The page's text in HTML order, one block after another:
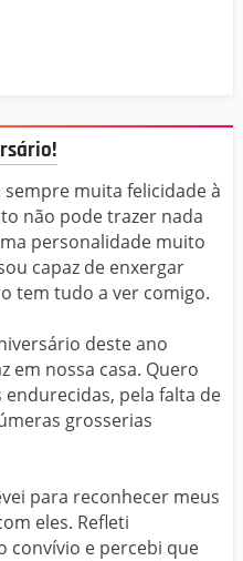
muita felicidade à
não pode trazer nada
personalidade muito
capaz de enxergar
tem tudo a ver comigo.
deste ano
em nossa casa. Quero
pela falta de
grosserias
para reconhecer meus
eles. Refleti
convívio e percebi que